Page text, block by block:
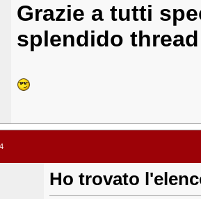
Grazie a tutti
splendido
Ho trovato